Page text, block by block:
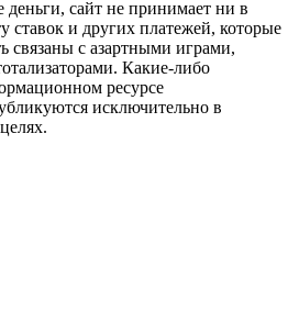
деньги, сайт не принимает ни в
ставок и других платежей, которые
связаны с азартными играми,
Какие-либо
ресурсе
исключительно в